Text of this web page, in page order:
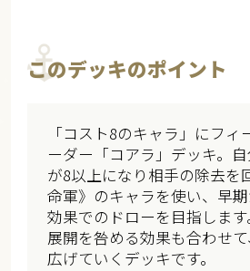
このデッキのポイント
「コスト8のキャラ」にフィ
ーダー「コアラ」デッキ。
が8以上になり相手の除去を
命軍》のキャラを使い、早
効果でのドローを目指しま
展開を咎める効果も合わせ
広げていくデッキです。